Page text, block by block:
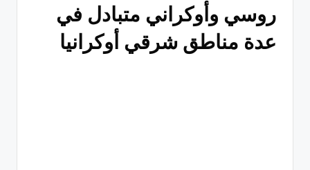
روسي وأوكراني متبادل في
عدة مناطق شرقي أوكرانيا